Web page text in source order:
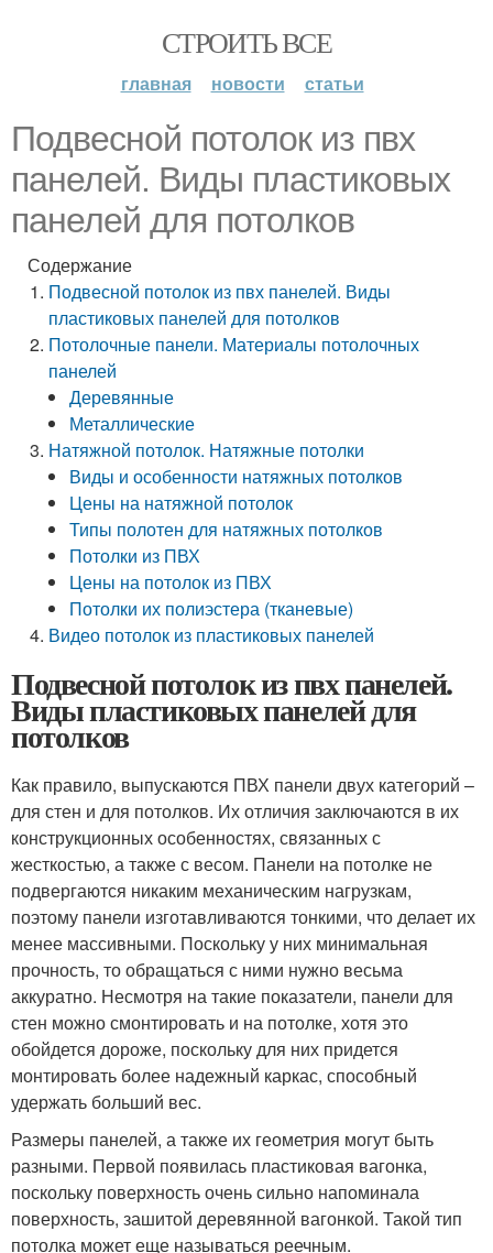
СТРОИТЬ ВСЕ
главная новости статьи
Подвесной потолок из пвх
панелей. Виды пластиковых
панелей для потолков
Содержание
Подвесной потолок из пвх панелей. Виды
пластиковых панелей для потолков
Потолочные панели. Материалы потолочных
панелей
Деревянные
Металлические
Натяжной потолок. Натяжные потолки
Виды и особенности натяжных потолков
Цены на натяжной потолок
Типы полотен для натяжных потолков
Потолки из ПВХ
Цены на потолок из ПВХ
Потолки их полиэстера (тканевые)
Видео потолок из пластиковых панелей
Подвесной потолок из пвх панелей.
Виды пластиковых панелей для
потолков
Как правило, выпускаются ПВХ панели двух категорий –
для стен и для потолков. Их отличия заключаются в их
конструкционных особенностях, связанных с
жесткостью, а также с весом. Панели на потолке не
подвергаются никаким механическим нагрузкам,
поэтому панели изготавливаются тонкими, что делает их
менее массивными. Поскольку у них минимальная
прочность, то обращаться с ними нужно весьма
аккуратно. Несмотря на такие показатели, панели для
стен можно смонтировать и на потолке, хотя это
обойдется дороже, поскольку для них придется
монтировать более надежный каркас, способный
удержать больший вес.
Размеры панелей, а также их геометрия могут быть
разными. Первой появилась пластиковая вагонка,
поскольку поверхность очень сильно напоминала
поверхность, зашитой деревянной вагонкой. Такой тип
потолка может еще называться реечным.